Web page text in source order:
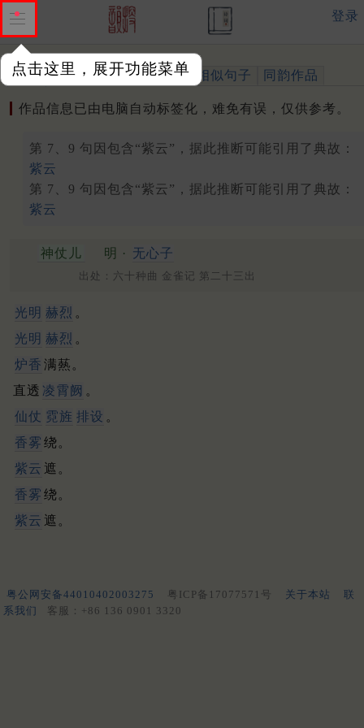
点击这里，展开功能菜单
登录
作品 标注四声 出处、引用 相似句子 同韵作品
作品信息已由电脑自动标签化，难免有误，仅供参考。
第 7、9 句因包含“紫云”，据此推断可能引用了典故：
紫云
第 7、9 句因包含“紫云”，据此推断可能引用了典故：
紫云
神仗儿 明 · 无心子
出处：六十种曲 金雀记 第二十三出
光明 赫烈 。
光明 赫烈 。
炉香 满爇。
直透 凌霄阙 。
仙仗 霓旌 排设 。
香雾 绕。
紫云 遮。
香雾 绕。
紫云 遮。
粤公网安备44010402003275 粤ICP备17077571号 关于本站
联
系我们
客服：+86 136 0901 3320